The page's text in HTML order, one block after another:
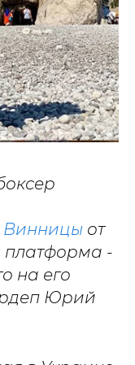
Винницы от
-
на его
Юрий